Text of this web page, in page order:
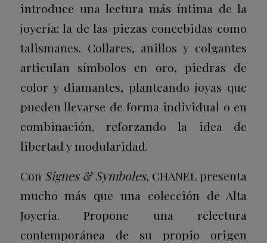
introduce una lectura más íntima de la
joyería: la de las piezas concebidas como
talismanes. Collares, anillos y colgantes
articulan símbolos en oro, piedras de
color y diamantes, planteando joyas que
pueden llevarse de forma individual o en
combinación, reforzando la idea de
libertad y modularidad.
Con Signes & Symboles, CHANEL presenta
mucho más que una colección de Alta
Joyería. Propone una relectura
contemporánea de su propio origen